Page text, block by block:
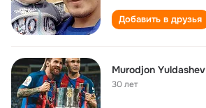
Добавить в друзья
Murodjon Yuldashev
30 лет